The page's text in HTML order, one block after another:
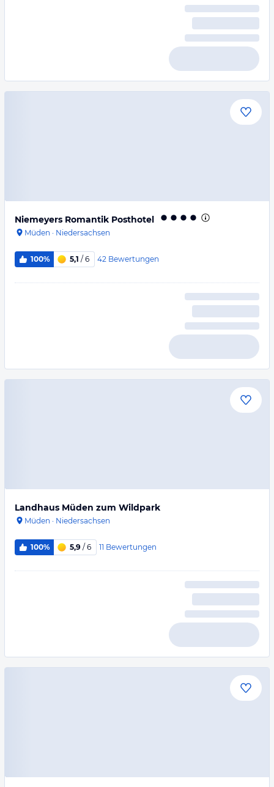
Niemeyers Romantik Posthotel
Müden · Niedersachsen
100% 5,1 / 6 42 Bewertungen
Landhaus Müden zum Wildpark
Müden · Niedersachsen
100% 5,9 / 6 11 Bewertungen